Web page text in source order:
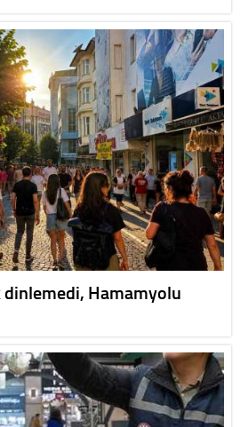
dinlemedi, Hamamyolu